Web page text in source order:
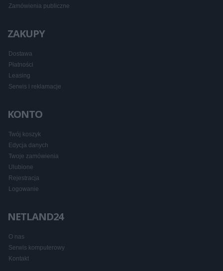
Zamówienia publiczne
ZAKUPY
Dostawa
Płatności
Leasing
Serwis i reklamacje
KONTO
Twój koszyk
Edycja danych
Twoje zamówienia
Ulubione
Rejestracja
Logowanie
NETLAND24
O nas
Serwis komputerowy
Kontakt